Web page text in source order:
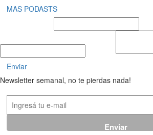
MAS PODASTS
Enviar
Newsletter semanal, no te pierdas nada!